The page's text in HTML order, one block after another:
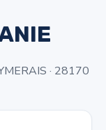
· 28170